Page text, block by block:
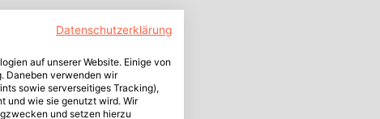
Datenschutzerklärung
auf unserer Website. Einige von
Daneben verwenden wir
sowie serverseitiges Tracking),
und wie sie genutzt wird. Wir
und setzen hierzu